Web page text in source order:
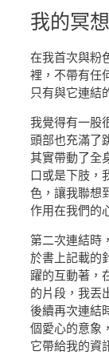
我的冥
在我首次與粉
裡，不帶有任
只有與它連結
我覺得有一股
頭部也充滿了
其實帶動了全
口或是下肢，
色，讓我聯想
作用在我們的
第二次連結時
於書上記載的
躍的互動著，
的片段，我丟
後續再次連結
個愛心的意象
它帶給我的資